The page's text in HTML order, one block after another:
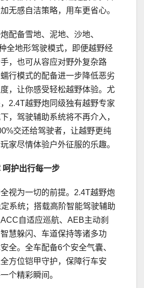
无感自洁策略，用车更省心。
配备雪地、泥地、沙地、
全地形驾驶模式，即便越野经
，也可从容应对野外复杂路
行模式的配备进一步降低恶劣
，让你感受轻松越野体验。尤
2.4T越野炮同级独有越野专家
，驾驶辅助系统将不再介入，
交还给驾驶者，让越野更纯
家尽情体验户外征服的乐趣。
呵护出行每一步
视为一切的前提。2.4T越野炮
系统；搭载高阶智能驾驶辅助
自适应巡航、AEB主动刹
慧躲闪、车道保持等诸多功
全。全车配备6个安全气囊、
方位铠甲守护，保障行车安
个精彩瞬间。